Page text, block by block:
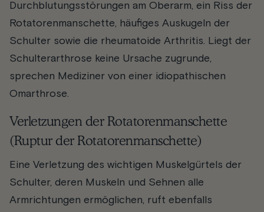
Durchblutungsstörungen am Oberarm, ein Riss der
Rotatorenmanschette, häufiges Auskugeln der
Schulter sowie die rheumatoide Arthritis. Liegt der
Schulterarthrose keine Ursache zugrunde,
sprechen Mediziner von einer idiopathischen
Omarthrose.
Verletzungen der Rotatorenmanschette
(Ruptur der Rotatorenmanschette)
Eine Verletzung des wichtigen Muskelgürtels der
Schulter, deren Muskeln und Sehnen alle
Armrichtungen ermöglichen, ruft ebenfalls